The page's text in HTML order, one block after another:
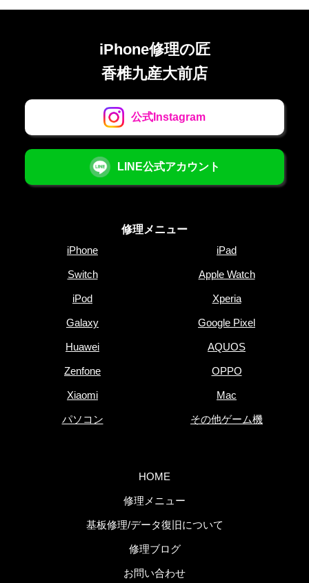
iPhone修理の匠
香椎九産大前店
公式Instagram
LINE公式アカウント
修理メニュー
iPhone
iPad
Switch Apple Watch
iPod Xperia
Galaxy Google Pixel
Huawei AQUOS
Zenfone OPPO
Xiaomi Mac
パソコン その他ゲーム機
HOME
修理メニュー
基板修理/データ復旧について
修理ブログ
お問い合わせ